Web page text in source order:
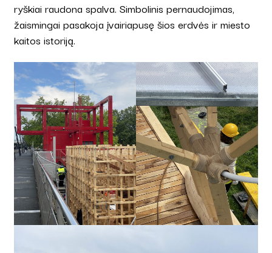
ryškiai raudona spalva. Simbolinis pernaudojimas,
žaismingai pasakoja įvairiapusę šios erdvės ir miesto
kaitos istoriją.